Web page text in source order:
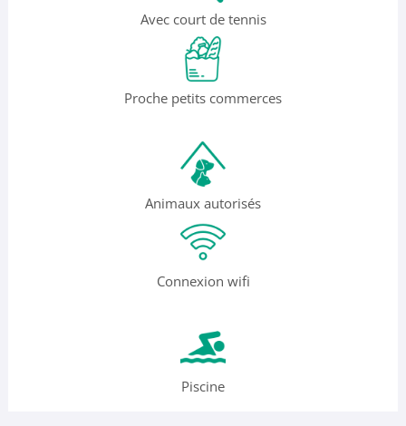
Avec court de tennis
Proche petits commerces
Animaux autorisés
Connexion wifi
Piscine